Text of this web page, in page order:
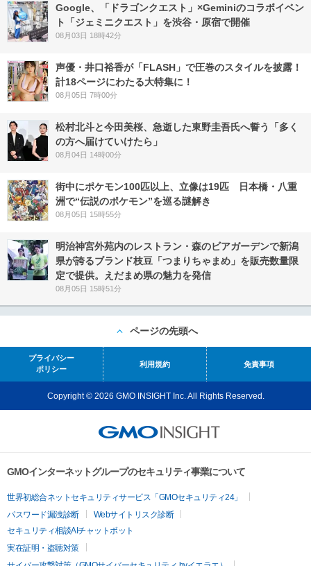
Google、「ドラゴンクエスト」×Geminiのコラボイベン
ト「ジェミニクエスト」を渋谷・原宿で開催
08月03日 18時42分
声優・井口裕香が「FLASH」で圧巻のスタイルを披露！
計18ページにわたる大特集に！
08月05日 7時00分
松村北斗と今田美桜、急逝した東野圭吾氏へ誓う「多く
の方へ届けていけたら」
08月04日 14時00分
街中にポケモン100匹以上、立像は19匹 日本橋・八重
洲で“伝説のポケモン”を巡る謎解き
08月05日 15時55分
明治神宮外苑内のレストラン・森のビアガーデンで新潟
県が誇るブランド枝豆「つまりちゃまめ」を販売数量限
定で提供。えだまめ県の魅力を発信
08月05日 15時51分
ページの先頭へ
プライバシー
ポリシー
利用規約 免責事項
Copyright © 2026 GMO INSIGHT Inc. All Rights Reserved.
GMOインターネットグループのセキュリティ事業について
世界初総合ネットセキュリティサービス「GMOセキュリティ24」
パスワード漏洩診断
Webサイトリスク診断
セキュリティ相談AIチャットボット
実在証明・盗聴対策